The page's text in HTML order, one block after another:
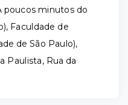
poucos minutos do
Faculdade de
de São Paulo),
Paulista, Rua da